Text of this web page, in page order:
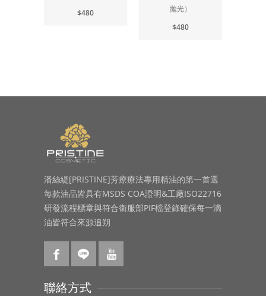
$480
拋光）
$480
潘絲緹[PRISTINE]芳療療法專用精油的第一首選
每款油品皆具有MSDS COA證明&工廠ISO22716
研發流程標章與符合衛服部PIF檔登錄確保每一滴
油皆符合來源追朔
聯絡方式